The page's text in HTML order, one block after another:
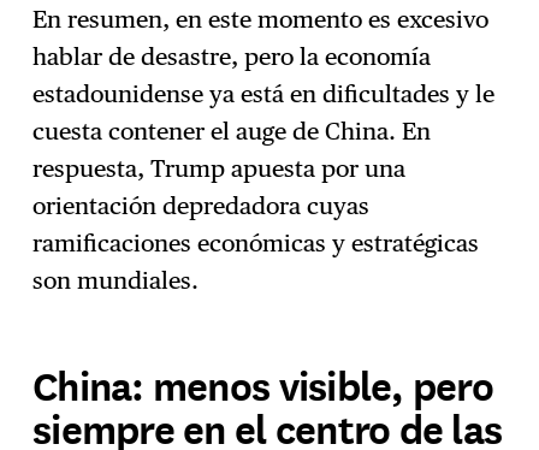
En resumen, en este momento es excesivo
hablar de desastre, pero la economía
estadounidense ya está en dificultades y le
cuesta contener el auge de China. En
respuesta, Trump apuesta por una
orientación depredadora cuyas
ramificaciones económicas y estratégicas
son mundiales.
China: menos visible, pero
siempre en el centro de las